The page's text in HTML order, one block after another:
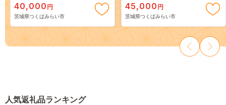
40,000 円
茨城県つくばみらい市
NT］
45,000 円
茨城県つくばみらい市
人気返礼品ランキング